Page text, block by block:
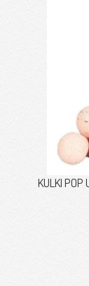
KULKI POP